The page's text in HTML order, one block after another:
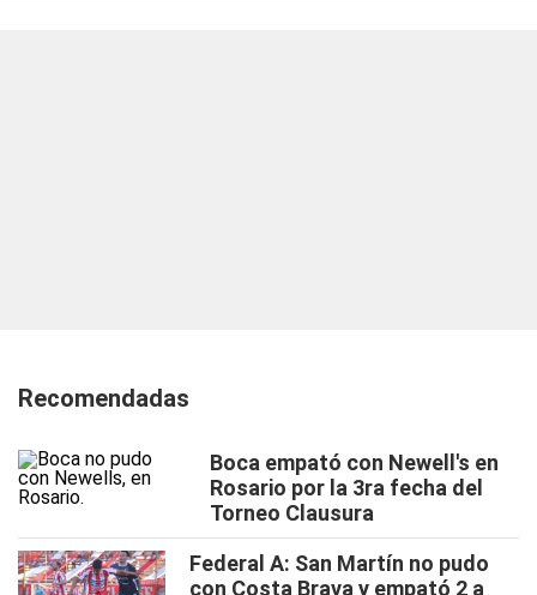
Recomendadas
Boca empató con Newell's en
Rosario por la 3ra fecha del
Torneo Clausura
Federal A: San Martín no pudo
con Costa Brava y empató 2 a